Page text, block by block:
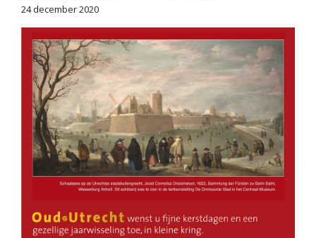
24 december 2020